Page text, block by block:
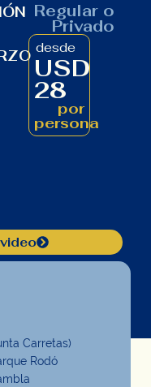
Regular o
Privado
desde
USD
28
por
persona
Carretas)
Rodó